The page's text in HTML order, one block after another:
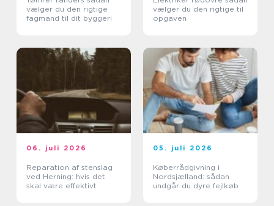
vælger du den rigtige
fagmand til dit byggeri
vælger du den rigtige til
opgaven
06. juli 2026
Reparation af stenslag
ved Herning: hvis det
skal være effektivt
05. juli 2026
Køberrådgivning i
Nordsjælland: sådan
undgår du dyre fejlkøb